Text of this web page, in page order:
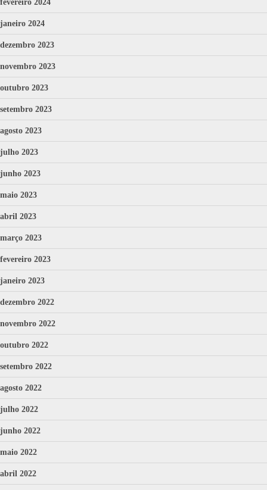
fevereiro 2024
janeiro 2024
dezembro 2023
novembro 2023
outubro 2023
setembro 2023
agosto 2023
julho 2023
junho 2023
maio 2023
abril 2023
março 2023
fevereiro 2023
janeiro 2023
dezembro 2022
novembro 2022
outubro 2022
setembro 2022
agosto 2022
julho 2022
junho 2022
maio 2022
abril 2022